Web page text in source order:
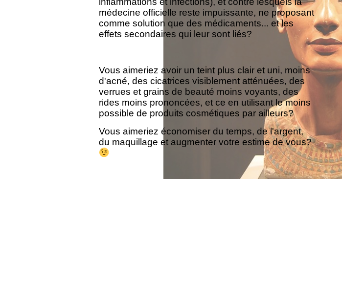
médecine officielle reste impuissante, ne proposant
comme solution que des médicaments... et les
effets secondaires qui leur sont liés?
Vous aimeriez avoir un teint plus clair et uni, moins
d'acné, des cicatrices visiblement atténuées, des
verrues et grains de beauté moins voyants, des
rides moins prononcées, et ce en utilisant le moins
possible de produits cosmétiques par ailleurs?
Vous aimeriez économiser du temps, de l'argent,
du maquillage et augmenter votre estime de vous?